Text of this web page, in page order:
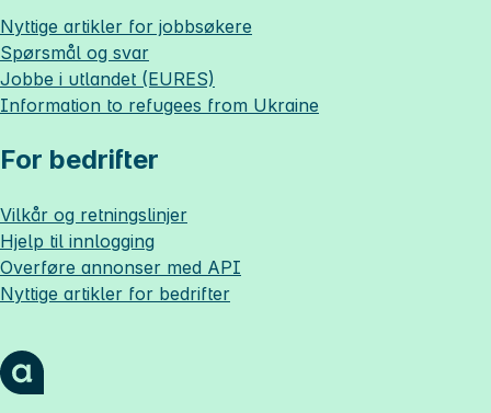
Nyttige artikler for jobbsøkere
Spørsmål og svar
Jobbe i utlandet (EURES)
Information to refugees from Ukraine
For bedrifter
Vilkår og retningslinjer
Hjelp til innlogging
Overføre annonser med API
Nyttige artikler for bedrifter